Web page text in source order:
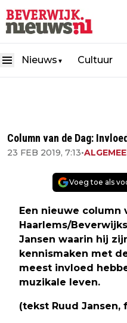
Nieuws ▼ Cultuur
Column van de Dag:
23 FEB 2019, 7:13•
Voeg toe als
Een nieuwe column
Haarlems/
Jansen waarin hij
kennismaken met
meest invloed
muzikale leven.
(tekst Ruud Jansen,